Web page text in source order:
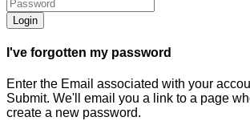
Login
I've forgotten my password
Enter the Email associated with your
Submit. We'll email you a link to a page
create a new password.